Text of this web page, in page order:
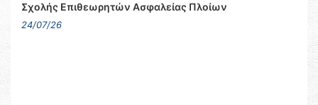
Σχολής Επιθεωρητών Ασφαλείας Πλοίων
24/07/26